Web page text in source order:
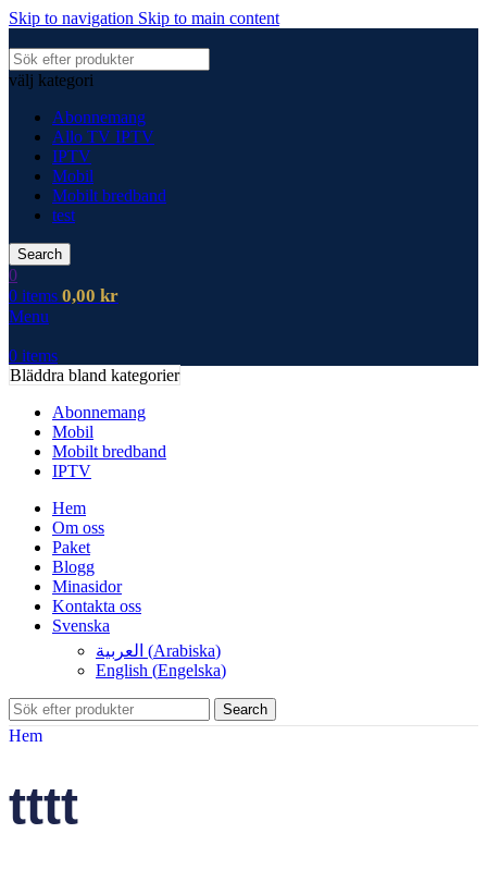
Skip to navigation Skip to main content
välj kategori
Abonnemang
Allo TV IPTV
IPTV
Mobil
Mobilt bredband
test
Search
0
0 items 0,00 kr
Menu
0 items
Bläddra bland kategorier
Abonnemang
Mobil
Mobilt bredband
IPTV
Hem
Om oss
Paket
Blogg
Minasidor
Kontakta oss
Svenska
العربية (Arabiska)
English (Engelska)
Search
Hem
tttt